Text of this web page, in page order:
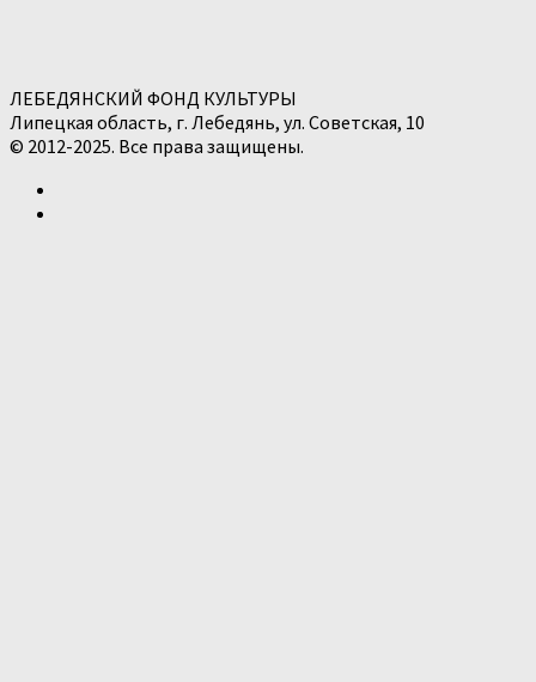
ЛЕБЕДЯНСКИЙ ФОНД КУЛЬТУРЫ
Липецкая область, г. Лебедянь, ул. Советская, 10
© 2012-2025. Все права защищены.